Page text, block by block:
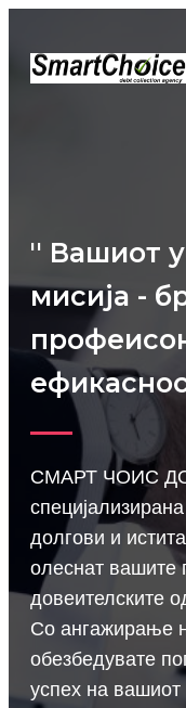
'' Вашиот
мисија -
СМАРТ ЧОИС
долгови и
олеснат вашите
довеителските
Со ангажирање
обезбедувате
успех на вашиот